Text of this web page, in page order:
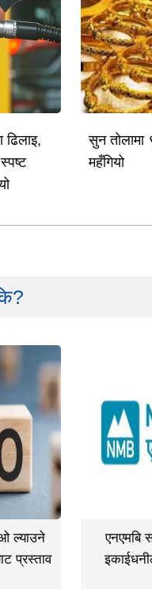
ढिलाइ,
सुन तोलामा
महँगियो
ल्याउने
प्रस्ताव
एनएमबि